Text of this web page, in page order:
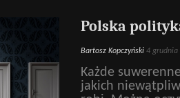
Polska
Bartosz Kopczyński 4 grudnia
Każde
jakich